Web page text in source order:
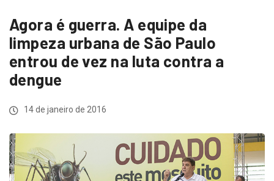
Agora é guerra. A equipe da
limpeza urbana de São Paulo
entrou de vez na luta contra a
dengue
14 de janeiro de 2016